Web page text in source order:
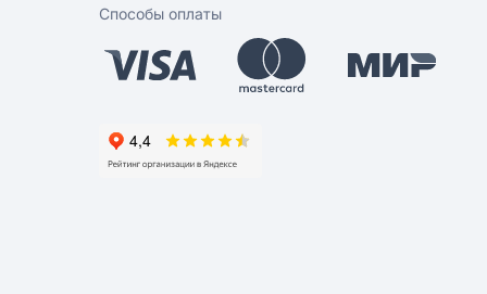
Способы оплаты